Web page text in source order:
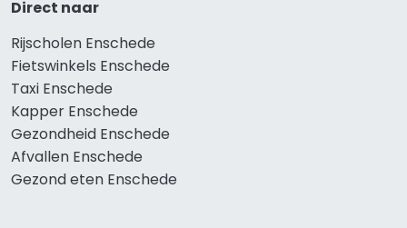
Direct naar
Rijscholen Enschede
Fietswinkels Enschede
Taxi Enschede
Kapper Enschede
Gezondheid Enschede
Afvallen Enschede
Gezond eten Enschede